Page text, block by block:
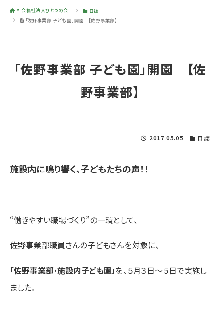
社会福祉法人ひとつの会
日誌
「佐野事業部 子ども園」開園 【佐野事業部】
「佐野事業部 子ども園」開園 【佐
野事業部】
2017.05.05 日誌
施設内に鳴り響く、子どもたちの声！！
“働きやすい職場づくり”の一環として、
佐野事業部職員さんの子どもさんを対象に、
「佐野事業部・施設内子ども園」を、５月３日～５日で実施し
ました。